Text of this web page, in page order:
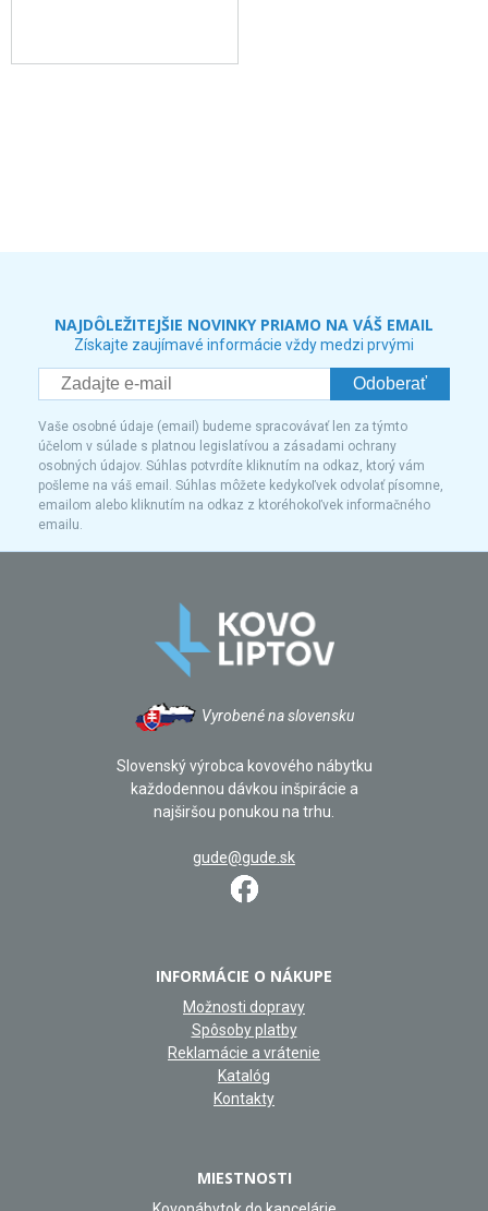
NAJDÔLEŽITEJŠIE NOVINKY PRIAMO NA VÁŠ EMAIL
Získajte zaujímavé informácie vždy medzi prvými
Odoberať
Vaše osobné údaje (email) budeme spracovávať len za týmto
účelom v súlade s platnou legislatívou a zásadami ochrany
osobných údajov. Súhlas potvrdíte kliknutím na odkaz, ktorý vám
pošleme na váš email. Súhlas môžete kedykoľvek odvolať písomne,
emailom alebo kliknutím na odkaz z ktoréhokoľvek informačného
emailu.
Vyrobené na slovensku
Slovenský výrobca kovového nábytku
každodennou dávkou inšpirácie a
najširšou ponukou na trhu.
gude@gude.sk
INFORMÁCIE O NÁKUPE
Možnosti dopravy
Spôsoby platby
Reklamácie a vrátenie
Katalóg
Kontakty
MIESTNOSTI